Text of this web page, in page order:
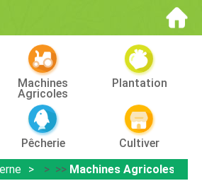
Machines
Agricoles
Plantation
Pêcherie
Cultiver
> >> Machines Agricoles